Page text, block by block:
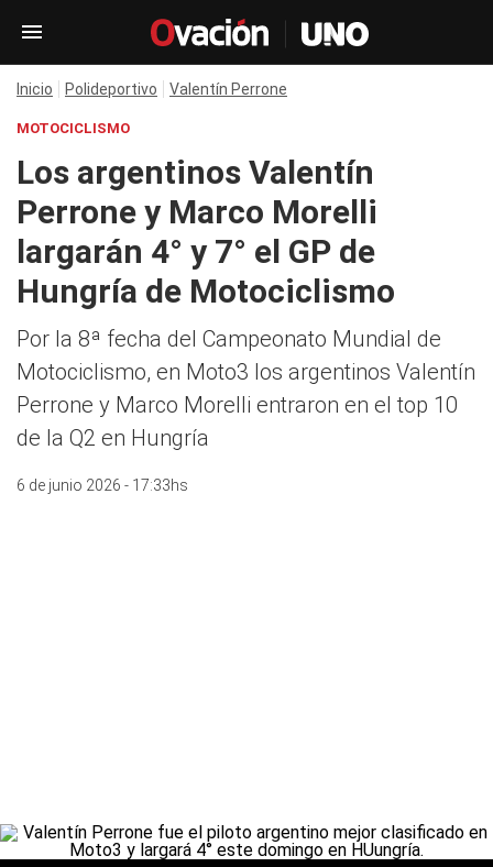
Inicio Polideportivo Valentín Perrone
MOTOCICLISMO
Los argentinos Valentín
Perrone y Marco Morelli
largarán 4° y 7° el GP de
Hungría de Motociclismo
Por la 8ª fecha del Campeonato Mundial de
Motociclismo, en Moto3 los argentinos Valentín
Perrone y Marco Morelli entraron en el top 10
de la Q2 en Hungría
6 de junio 2026 - 17:33hs